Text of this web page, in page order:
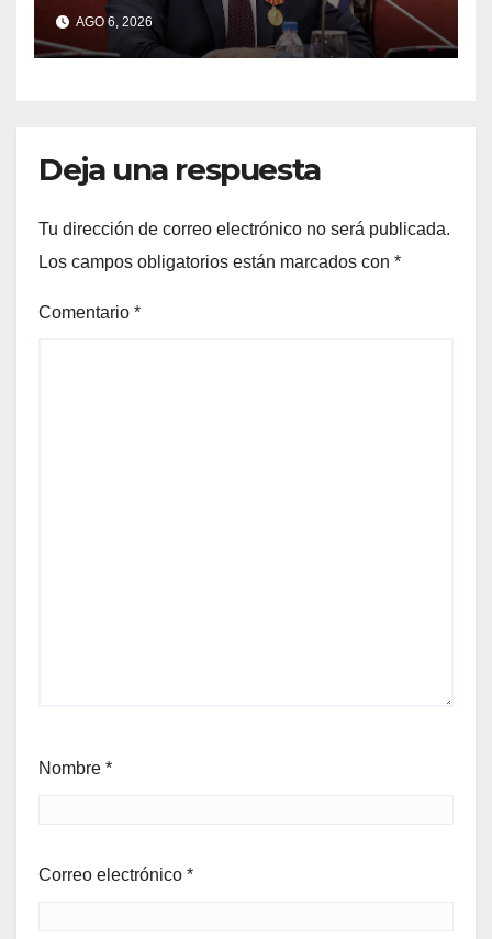
apuntó a Trump y reclamó
condenas internacionales
AGO 6, 2026
Deja una respuesta
Tu dirección de correo electrónico no será publicada.
Los campos obligatorios están marcados con *
Comentario *
Nombre *
Correo electrónico *